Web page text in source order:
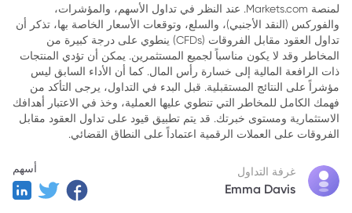
لمنصة Markets.com. عند النظر في تداول الأسهم، والمؤشرات،
والفوركس (النقد الأجنبي)، والسلع، وتوقعات الأسعار الخاصة بها، تذكر أن
تداول العقود مقابل الفروقات (CFDs) ينطوي على درجة كبيرة من
المخاطر وقد لا يكون مناسباً لجميع المستثمرين. يمكن أن تؤدي المنتجات
ذات الرافعة المالية إلى خسارة رأس المال. كما أن الأداء السابق ليس
مؤشراً على النتائج المستقبلية. قبل البدء في التداول، يرجى التأكد من
فهمك الكامل للمخاطر التي تنطوي عليها العملية، وخذ في الاعتبار أهدافك
الاستثمارية ومستوى خبرتك. قد يتم تطبيق قيود على تداول العقود مقابل
الفروقات على العملات الرقمية اعتماداً على النطاق القضائي.
غرفة التداول
Emma Davis
أسهم